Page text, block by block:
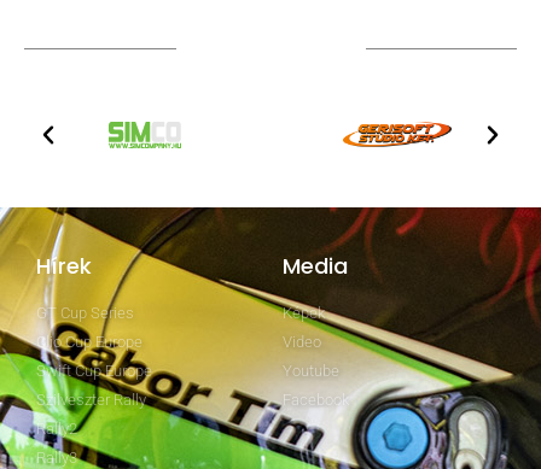
Hírek
GT Cup Series
Clio Cup Europe
Swift Cup Europe
Szilveszter Rally
Rally2
Rally3
Media
Képek
Video
Youtube
Facebook